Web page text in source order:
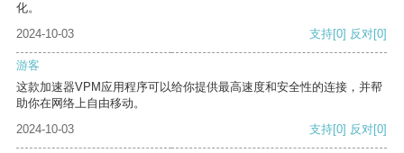
化。
2024-10-03
支持[0] 反对[0]
游客
这款加速器VPM应用程序可以给你提供最高速度和安全性的连接，并帮
助你在网络上自由移动。
2024-10-03
支持[0] 反对[0]